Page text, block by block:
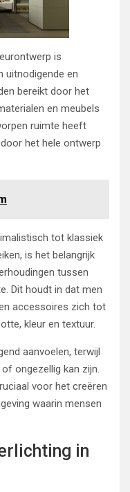
is
uitnodigende en
bereikt door het
en meubels
ruimte heeft
het hele ontwerp
tot klassiek
is het belangrijk
tussen
Dit houdt in dat men
accessoires zich tot
kleur en textuur.
aanvoelen, terwijl
ongezellig kan zijn.
voor het creëren
waarin mensen
in